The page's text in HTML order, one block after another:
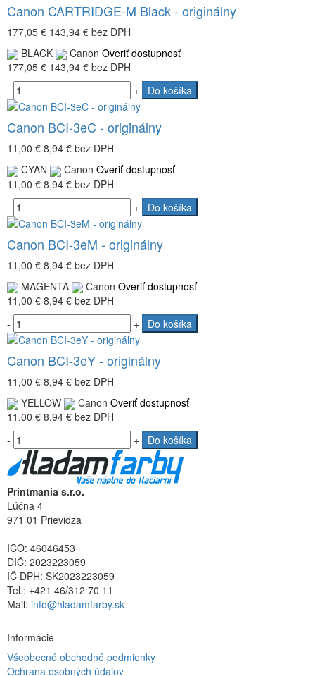
Canon CARTRIDGE-M Black - originálny
177,05 € 143,94 € bez DPH
BLACK
Canon Overiť dostupnosť
177,05 € 143,94 € bez DPH
-
+ Do košíka
Canon BCI-3eC - originálny
11,00 € 8,94 € bez DPH
CYAN
Canon Overiť dostupnosť
11,00 € 8,94 € bez DPH
-
+ Do košíka
Canon BCI-3eM - originálny
11,00 € 8,94 € bez DPH
MAGENTA
Canon Overiť dostupnosť
11,00 € 8,94 € bez DPH
-
+ Do košíka
Canon BCI-3eY - originálny
11,00 € 8,94 € bez DPH
YELLOW
Canon Overiť dostupnosť
11,00 € 8,94 € bez DPH
-
+ Do košíka
Printmania s.r.o.
Lúčna 4
971 01 Prievidza
IČO: 46046453
DIČ: 2023223059
IČ DPH: SK2023223059
Tel.: +421 46/312 70 11
Mail: info@hladamfarby.sk
Informácie
Všeobecné obchodné podmienky
Ochrana osobných údajov